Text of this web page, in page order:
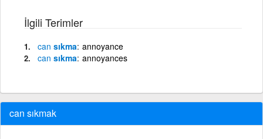
İlgili Terimler
can sıkma annoyance
can sıkma annoyances
can sıkmak